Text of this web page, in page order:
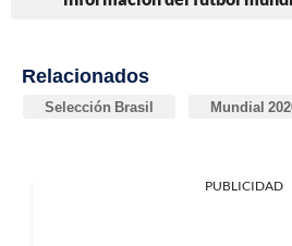
Relacionados
Selección Brasil Mundial
PUBLICIDAD